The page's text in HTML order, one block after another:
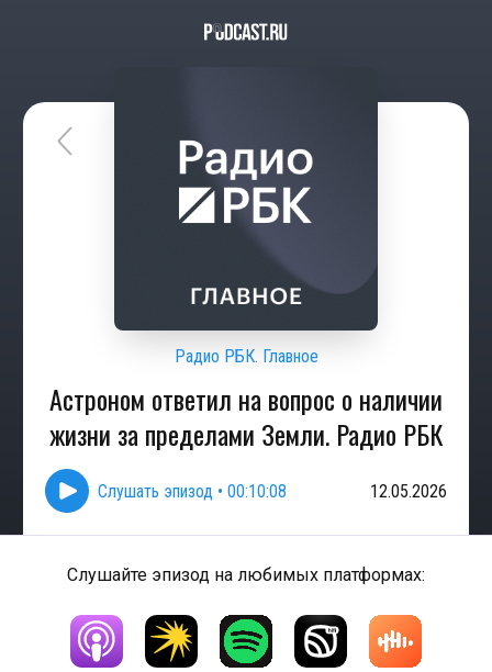
Радио РБК. Главное
Астроном ответил на вопрос о наличии
жизни за пределами Земли. Радио РБК
Слушать эпизод • 00:10:08 12.05.2026
Слушайте эпизод на любимых платформах: